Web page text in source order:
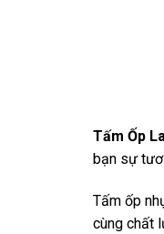
Tấm Ốp
bạn sự
Tấm ốp
cùng chất